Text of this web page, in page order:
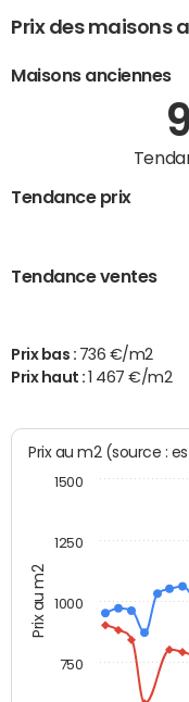
Prix des maisons
Maisons anciennes
Tendance prix
Tendance ventes
Prix bas : 736 €/m2
Prix haut :
1 467 €/m2
Prix au m2
Prix au m2
1000
750
1250
1500